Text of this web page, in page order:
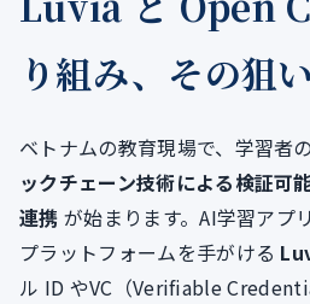
り組み、その狙い
ベトナムの教育現場で、学習者
ックチェーン技術による検証可
連携 が始まります。AI学習アプ
プラットフォームを手がける
ル ID やVC（Verifiable